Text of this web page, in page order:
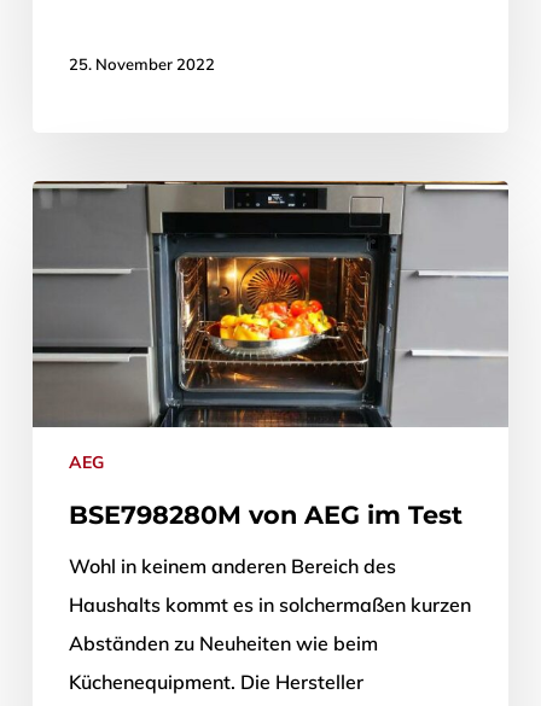
25. November 2022
AEG
BSE798280M von AEG im Test
Wohl in keinem anderen Bereich des
Haushalts kommt es in solchermaßen kurzen
Abständen zu Neuheiten wie beim
Küchenequipment. Die Hersteller